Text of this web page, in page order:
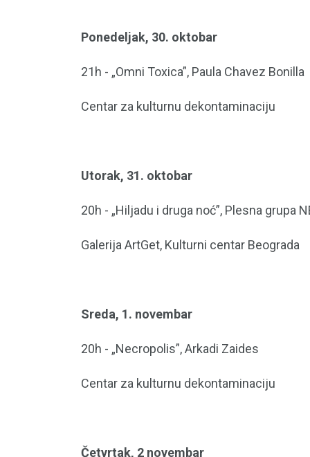
Ponedeljak, 30. oktobar
21h - „Omni Toxica”, Paula Chavez Bonilla
Centar za kulturnu dekontaminaciju
Utorak, 31. oktobar
20h - „Hiljadu i druga noć”, Plesna grupa
Galerija ArtGet, Kulturni centar Beograda
Sreda, 1. novembar
20h - „Necropolis”, Arkadi Zaides
Centar za kulturnu dekontaminaciju
Četvrtak, 2 novembar